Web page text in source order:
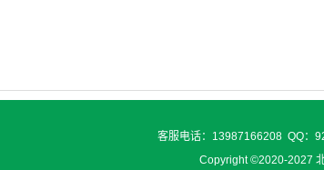
客服电话：13987166208 QQ：
Copyright ©2020-2027